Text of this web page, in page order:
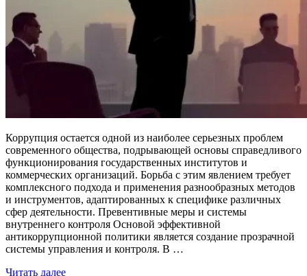
Коррупция остается одной из наиболее серьезных проблем
современного общества, подрывающей основы справедливого
функционирования государственных институтов и
коммерческих организаций. Борьба с этим явлением требует
комплексного подхода и применения разнообразных методов
и инструментов, адаптированных к специфике различных
сфер деятельности. Превентивные меры и системы
внутреннего контроля Основой эффективной
антикоррупционной политики является создание прозрачной
системы управления и контроля. В …
Читать далее